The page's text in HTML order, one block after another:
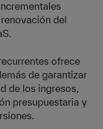
del
ofrece
de garantizar
de los ingresos,
presupuestaria y